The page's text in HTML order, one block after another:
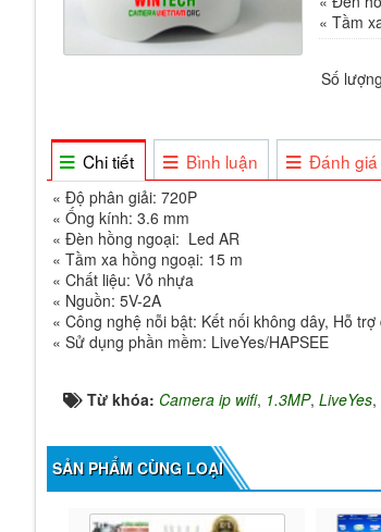
« Tầm
Số lượng
Chi tiết Bình luận Đánh giá
« Độ phân giải: 720P
« Ống kính: 3.6 mm
« Đèn hồng ngoại: Led AR
« Tầm xa hồng ngoại: 15 m
« Chất liệu: Vỏ nhựa
« Nguồn: 5V-2A
« Công nghệ nỗi bật: Kết nối không dây, Hỗ
« Sử dụng phần mềm: LiveYes/HAPSEE
Từ khóa: Camera ip wifi, 1.3MP, LiveYes,
SẢN PHẨM CÙNG LOẠI